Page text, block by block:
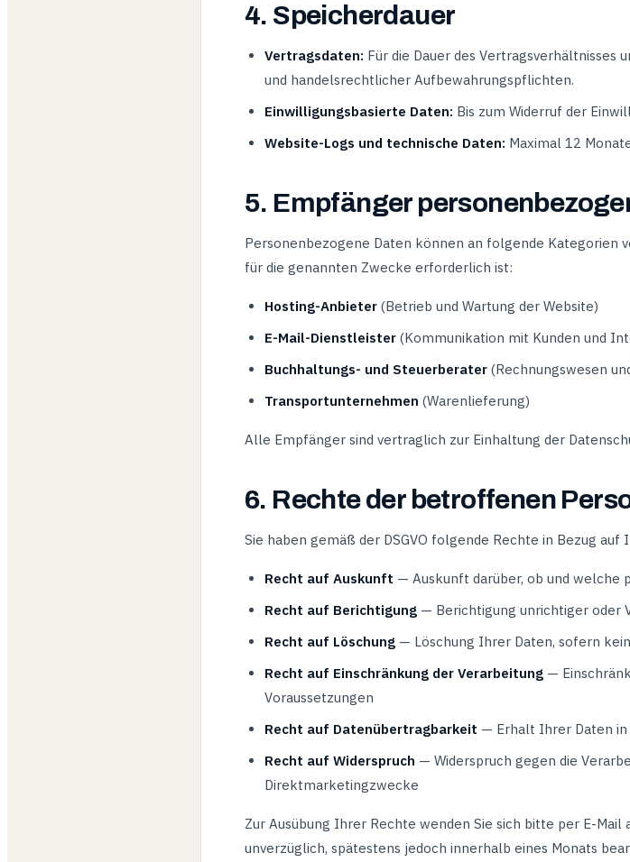
4. Speicherdauer
Vertragsdaten: Für die Dauer des
und handelsrechtlicher Aufbewahrungspflichten.
Einwilligungsbasierte Daten: Bis zum Widerruf der
Website-Logs und technische Daten: Maximal 12
5. Empfänger
Personenbezogene Daten können an folgende Kategorien
für die genannten Zwecke erforderlich ist:
Hosting-Anbieter (Betrieb und Wartung der Website)
E-Mail-Dienstleister (Kommunikation mit Kunden und
Buchhaltungs- und Steuerberater (Rechnungswesen
Transportunternehmen (Warenlieferung)
Alle Empfänger sind vertraglich zur Einhaltung der
6. Rechte der betroffenen
Sie haben gemäß der DSGVO folgende Rechte in Bezug
Recht auf Auskunft — Auskunft darüber, ob und welche
Recht auf Berichtigung — Berichtigung unrichtiger oder
Recht auf Löschung — Löschung Ihrer Daten, sofern
Recht auf Einschränkung der Verarbeitung —
Voraussetzungen
Recht auf Datenübertragbarkeit — Erhalt Ihrer Daten
Recht auf Widerspruch — Widerspruch gegen die
Direktmarketingzwecke
Zur Ausübung Ihrer Rechte wenden Sie sich bitte per E-Mail
unverzüglich, spätestens jedoch innerhalb eines Monats